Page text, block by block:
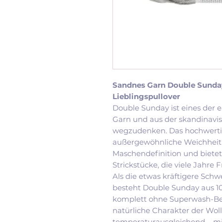
Sandnes Garn Double
Lieblingspullover
Double Sunday ist eines der
Garn und aus der
wegzudenken. Das
außergewöhnliche
Maschendefinition und
Strickstücke, die viele Jahre
Als die etwas kräftigere
besteht Double Sunday aus
komplett ohne Superwash-
natürliche Charakter der